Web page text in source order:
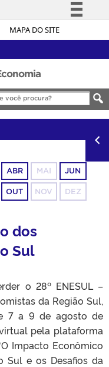
MAPA DO SITE
Simplifique!
Legislação
Canais
ABR MAI JUN
OUT NOV DEZ
dos
Sul
o 28º ENESUL –
da Região Sul,
7 a 9 de agosto de
pela plataforma
Impacto Econômico
Sul e os Desafios da